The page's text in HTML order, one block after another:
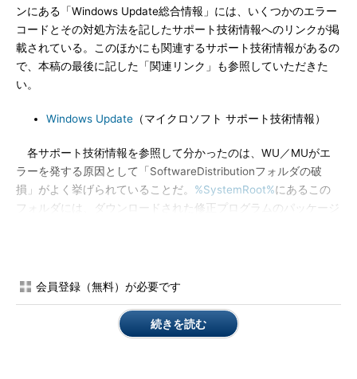
ンにある「Windows Update総合情報」には、いくつかのエラー
コードとその対処方法を記したサポート技術情報へのリンクが掲
載されている。このほかにも関連するサポート技術情報があるの
で、本稿の最後に記した「関連リンク」も参照していただきた
い。
Windows Update （マイクロソフト サポート技術情報）
各サポート技術情報を参照して分かったのは、WU／MUがエ
ラーを発する原因として「SoftwareDistributionフォルダの破
損」がよく挙げられていることだ。 %SystemRoot%にあるこの
フォルダには、ダウンロードされた修正プログラムのパッケージ
たファイルが破損すると、WU／MUの動作に支障をきたしてエ
なぜSoftwareDistributionフォルダが破損するのか、その原因
会員登録（無料）が必要です
続きを読む